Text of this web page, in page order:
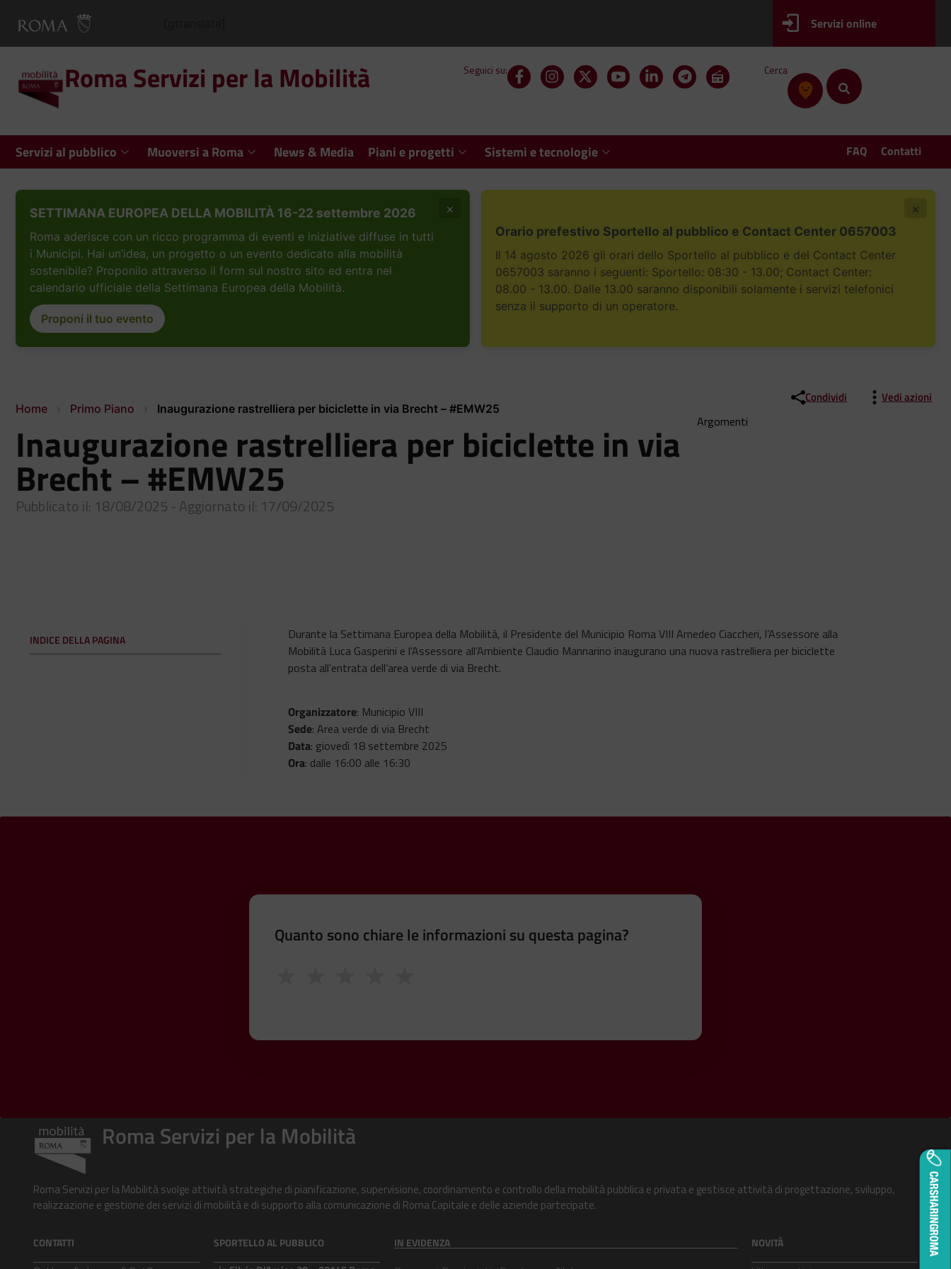
Servizi online
Roma Servizi per la Mobilità Seguici su: Cerca
Servizi al pubblico Muoversi a Roma News & Media Piani e progetti Sistemi e tecnologie FAQ Contatti
SETTIMANA EUROPEA DELLA MOBILITÀ 16-22 settembre 2026
Roma aderisce con un ricco programma di eventi e iniziative diffuse in tutti
i Municipi. Hai un’idea, un progetto o un evento dedicato alla mobilità
sostenibile? Proponilo attraverso il form sul nostro sito ed entra nel
calendario ufficiale della Settimana Europea della Mobilità.
Proponi il tuo evento
×
Orario prefestivo Sportello al pubblico e Contact Center 0657003
Il 14 agosto 2026 gli orari dello Sportello al pubblico e del Contact Center
0657003 saranno i seguenti: Sportello: 08:30 - 13.00; Contact Center:
08.00 - 13.00. Dalle 13.00 saranno disponibili solamente i servizi telefonici
senza il supporto di un operatore.
×
Home › Primo Piano › Inaugurazione rastrelliera per biciclette in via Brecht – #EMW25
Inaugurazione rastrelliera per biciclette in via
Brecht – #EMW25
Pubblicato il: 18/08/2025 - Aggiornato il: 17/09/2025
Condividi Vedi azioni
Argomenti
INDICE DELLA PAGINA
Durante la Settimana Europea della Mobilità, il Presidente del Municipio Roma VIII Amedeo Ciaccheri, l’Assessore alla
Mobilità Luca Gasperini e l’Assessore all’Ambiente Claudio Mannarino inaugurano una nuova rastrelliera per biciclette
posta all’entrata dell’area verde di via Brecht.
Organizzatore: Municipio VIII
Sede: Area verde di via Brecht
Data: giovedì 18 settembre 2025
Ora: dalle 16:00 alle 16:30
Quanto sono chiare le informazioni su questa pagina?
Roma Servizi per la Mobilità
Roma Servizi per la Mobilità svolge attività strategiche di pianificazione, supervisione, coordinamento e controllo della mobilità pubblica e privata e gestisce attività di progettazione, sviluppo,
realizzazione e gestione dei servizi di mobilità e di supporto alla comunicazione di Roma Capitale e delle aziende partecipate.
CONTATTI SPORTELLO AL PUBBLICO IN EVIDENZA NOVITÀ